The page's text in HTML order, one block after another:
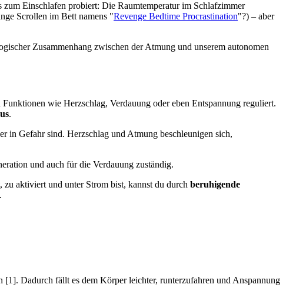
Einschlafen probiert: Die Raumtemperatur im Schlafzimmer
Scrollen im Bett namens "Revenge Bedtime Procrastination"?) – aber
Zusammenhang zwischen der Atmung und unserem autonomen
wie Herzschlag, Verdauung oder eben Entspannung reguliert.
.
in Gefahr sind. Herzschlag und Atmung beschleunigen sich,
und auch für die Verdauung zuständig.
zu aktiviert und unter Strom bist, kannst du durch beruhigende
[1]. Dadurch fällt es dem Körper leichter, runterzufahren und Anspannung